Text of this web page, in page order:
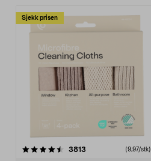
Sjekk prisen
3813 anmeldelser(9,97/stk)
4.5av 5 stjerner